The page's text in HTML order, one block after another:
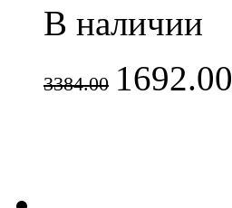
В наличии
3384.00 1692.00